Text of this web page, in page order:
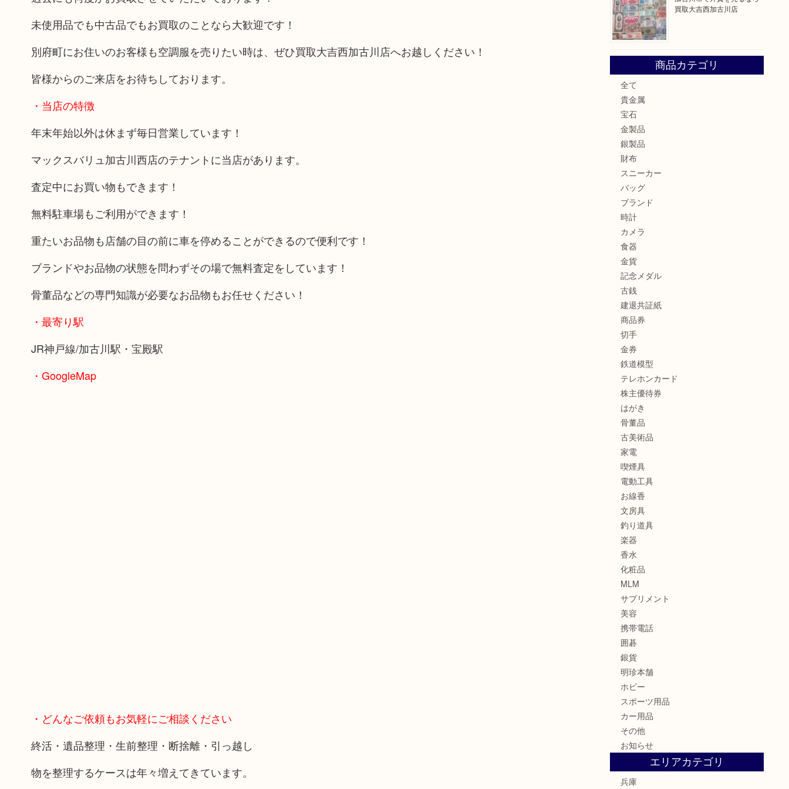
未使用品でも中古品でもお買取のことなら大歓迎です！
別府町にお住いのお客様も空調服を売りたい時は、ぜひ買取大吉西加古川店へお越しください！
皆様からのご来店をお待ちしております。
・当店の特徴
年末年始以外は休まず毎日営業しています！
マックスバリュ加古川西店のテナントに当店があります。
査定中にお買い物もできます！
無料駐車場もご利用ができます！
重たいお品物も店舗の目の前に車を停めることができるので便利です！
ブランドやお品物の状態を問わずその場で無料査定をしています！
骨董品などの専門知識が必要なお品物もお任せください！
・最寄り駅
JR神戸線/加古川駅・宝殿駅
・GoogleMap
・どんなご依頼もお気軽にご相談ください
終活・遺品整理・生前整理・断捨離・引っ越し
物を整理するケースは年々増えてきています。
買取大吉西加古川店
商品カテゴリ
全て
貴金属
宝石
金製品
銀製品
財布
スニーカー
バッグ
ブランド
時計
カメラ
食器
金貨
記念メダル
古銭
建退共証紙
商品券
切手
金券
鉄道模型
テレホンカード
株主優待券
はがき
骨董品
古美術品
家電
喫煙具
電動工具
お線香
文房具
釣り道具
楽器
香水
化粧品
MLM
サプリメント
美容
携帯電話
囲碁
銀貨
明珍本舗
ホビー
スポーツ用品
カー用品
その他
お知らせ
エリアカテゴリ
兵庫